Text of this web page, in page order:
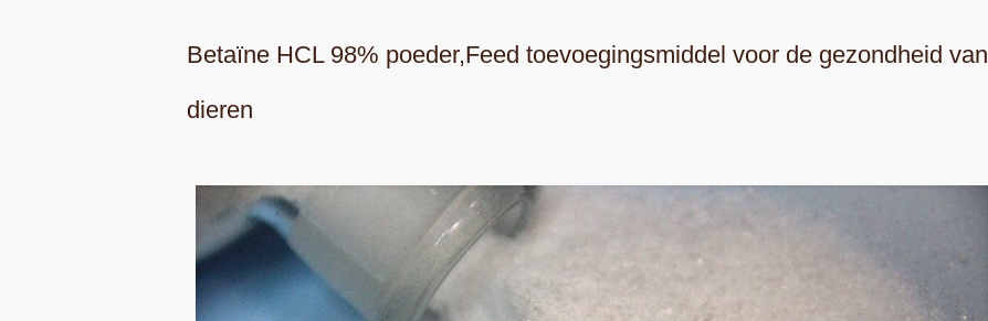
Betaïne HCL 98% poeder,Feed toevoegingsmiddel voor de gezondheid van
dieren